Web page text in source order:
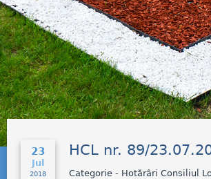
23
Jul
2018
HCL nr. 89/
Categorie - Hotărâri Consiliul